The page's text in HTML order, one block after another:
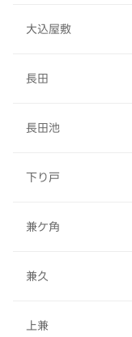
大込屋敷
長田
長田池
下り戸
兼ケ角
兼久
上兼